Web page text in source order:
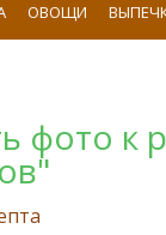
ОВОЩИ
фото к